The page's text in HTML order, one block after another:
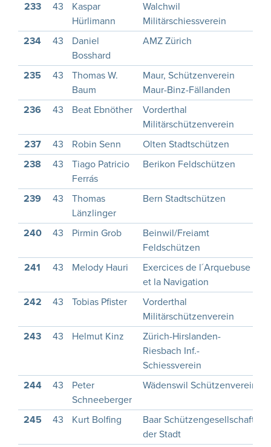
233 43
Kaspar
Hürlimann
Walchwil
Militärschiessverein
234 43
Daniel
Bosshard
AMZ Zürich
235 43
Thomas W.
Baum
Maur, Schützenverein
Maur-Binz-Fällanden
236 43 Beat Ebnöther
Vorderthal
Militärschützenverein
237 43 Robin Senn Olten Stadtschützen
238
43
Tiago Patricio
Ferrás
Berikon Feldschützen
239 43
Thomas
Länzlinger
Bern Stadtschützen
240 43 Pirmin Grob
Beinwil/Freiamt
Feldschützen
241 43 Melody Hauri
Exercices de l´Arquebuse
et la Navigation
242 43 Tobias Pfister
Vorderthal
Militärschützenverein
243 43 Helmut Kinz
Zürich-Hirslanden-
Riesbach Inf.-
Schiessverein
244 43
Peter
Schneeberger
Wädenswil Schützenverein
245 43 Kurt Bolfing
Baar Schützengesellschaft
der Stadt